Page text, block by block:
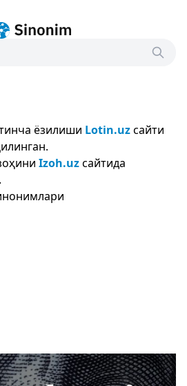
ёзилиши Lotin.uzсайти
Izoh.uzсайтида